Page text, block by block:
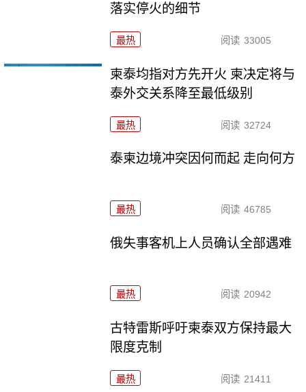
落实停火的细节
最热 阅读 33005
柬泰均指对方先开火 柬决定将与
泰外交关系降至最低级别
最热 阅读 32724
泰柬边境冲突因何而起 走向何方
最热 阅读 46785
俄失事客机上人员确认全部遇难
最热 阅读 20942
古特雷斯呼吁柬泰双方保持最大
限度克制
最热 阅读 21411